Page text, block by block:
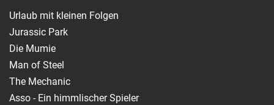
Urlaub mit kleinen Folgen
Jurassic Park
Die Mumie
Man of Steel
The Mechanic
Asso - Ein himmlischer Spieler